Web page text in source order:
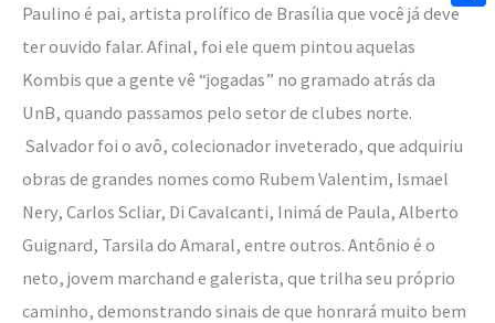
Paulino é pai, artista prolífico de Brasília que você já deve
ter ouvido falar. Afinal, foi ele quem pintou aquelas
Kombis que a gente vê “jogadas” no gramado atrás da
UnB, quando passamos pelo setor de clubes norte.
Salvador foi o avô, colecionador inveterado, que adquiriu
obras de grandes nomes como Rubem Valentim, Ismael
Nery, Carlos Scliar, Di Cavalcanti, Inimá de Paula, Alberto
Guignard, Tarsila do Amaral, entre outros. Antônio é o
neto, jovem marchand e galerista, que trilha seu próprio
caminho, demonstrando sinais de que honrará muito bem
colecionador
Share